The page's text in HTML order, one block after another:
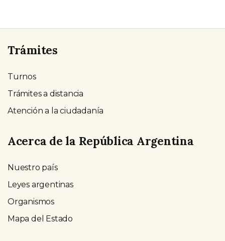
Trámites
Turnos
Trámites a distancia
Atención a la ciudadanía
Acerca de la República Argentina
Nuestro país
Leyes argentinas
Organismos
Mapa del Estado